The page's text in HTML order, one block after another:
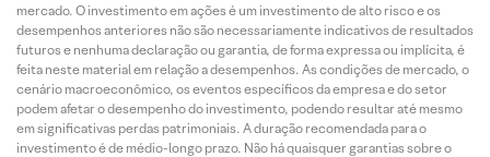
mercado. O investimento em ações é um investimento de alto risco e os
desempenhos anteriores não são necessariamente indicativos de resultados
futuros e nenhuma declaração ou garantia, de forma expressa ou implícita, é
feita neste material em relação a desempenhos. As condições de mercado, o
cenário macroeconômico, os eventos específicos da empresa e do setor
podem afetar o desempenho do investimento, podendo resultar até mesmo
em significativas perdas patrimoniais. A duração recomendada para o
investimento é de médio-longo prazo. Não há quaisquer garantias sobre o